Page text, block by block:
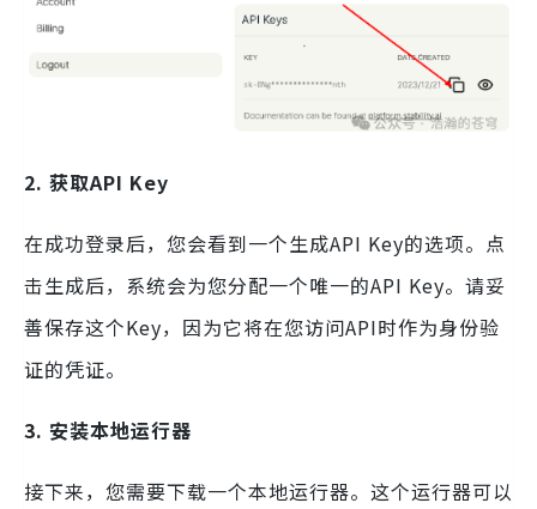
2. 获取API Key
在成功登录后，您会看到一个生成API Key的选项。点
击生成后，系统会为您分配一个唯一的API Key。请妥
善保存这个Key，因为它将在您访问API时作为身份验
证的凭证。
3. 安装本地运行器
接下来，您需要下载一个本地运行器。这个运行器可以